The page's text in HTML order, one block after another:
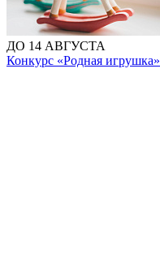
ДО 14 АВГУСТА
Конкурс «Родная игрушка»